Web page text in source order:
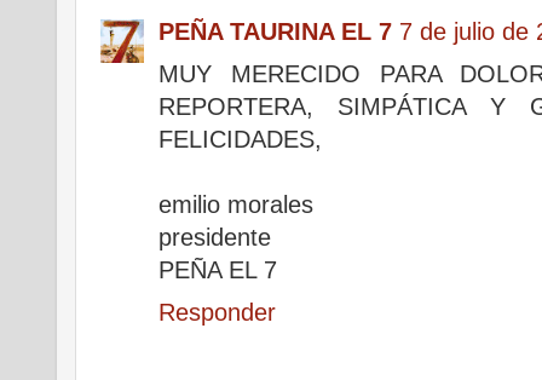
PEÑA TAURINA EL 7 7 de julio de
MUY MERECIDO PARA
REPORTERA, SIMPÁTICA Y
FELICIDADES,
emilio morales
presidente
PEÑA EL 7
Responder